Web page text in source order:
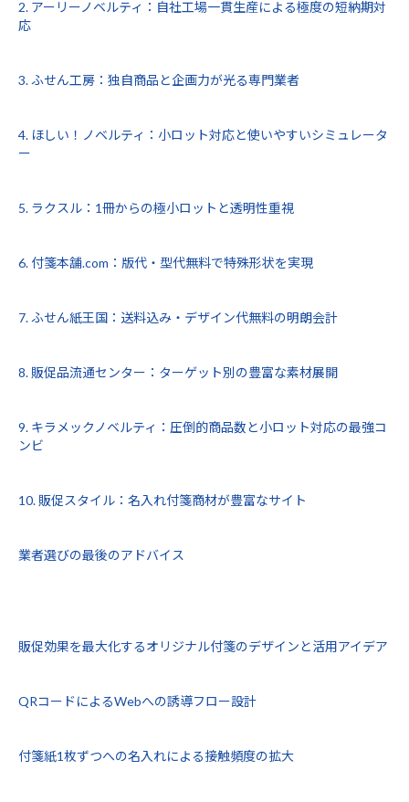
2. アーリーノベルティ：自社工場一貫生産による極度の短納期対
応
3. ふせん工房：独自商品と企画力が光る専門業者
4. ほしい！ノベルティ：小ロット対応と使いやすいシミュレータ
ー
5. ラクスル：1冊からの極小ロットと透明性重視
6. 付箋本舗.com：版代・型代無料で特殊形状を実現
7. ふせん紙王国：送料込み・デザイン代無料の明朗会計
8. 販促品流通センター：ターゲット別の豊富な素材展開
9. キラメックノベルティ：圧倒的商品数と小ロット対応の最強コ
ンビ
10. 販促スタイル：名入れ付箋商材が豊富なサイト
業者選びの最後のアドバイス
販促効果を最大化するオリジナル付箋のデザインと活用アイデア
QRコードによるWebへの誘導フロー設計
付箋紙1枚ずつへの名入れによる接触頻度の拡大